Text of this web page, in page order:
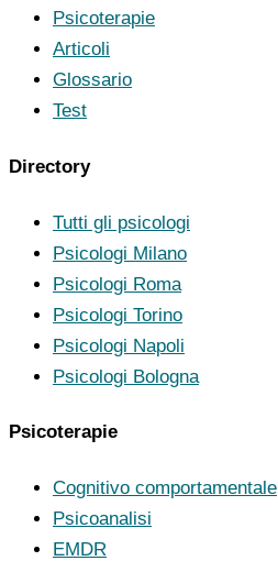
Psicoterapie
Articoli
Glossario
Test
Directory
Tutti gli psicologi
Psicologi Milano
Psicologi Roma
Psicologi Torino
Psicologi Napoli
Psicologi Bologna
Psicoterapie
Cognitivo comportamentale
Psicoanalisi
EMDR